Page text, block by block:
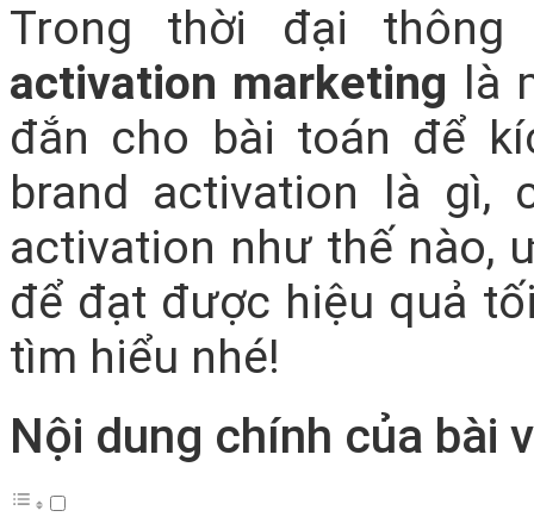
Trong thời đại
activation marketing là
đắn cho bài toán để
brand activation là
activation như thế nào,
để đạt được hiệu quả
tìm hiểu nhé!
Nội dung chính của bài